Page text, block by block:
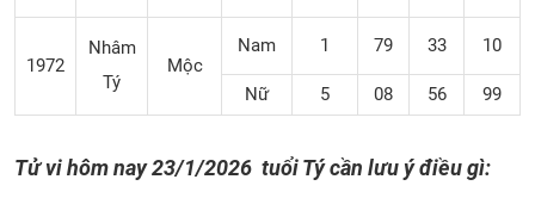
1972
Nhâm
Tý
Mộc
Nam 1 79 33 10
Nữ 5 08 56 99
Tử vi hôm nay 23/1/2026 tuổi Tý cần lưu ý điều gì: